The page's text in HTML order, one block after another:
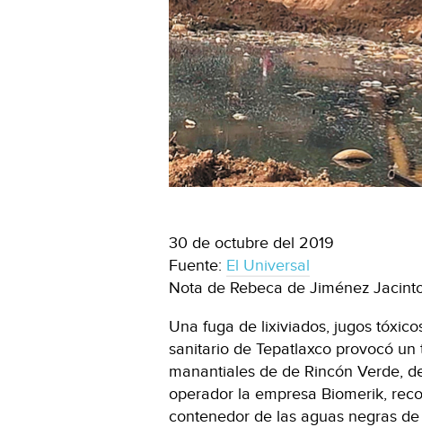
30 de octubre del 2019
Fuente: El Universal
Nota de Rebeca de Jiménez
Una fuga de lixiviados, jugos
sanitario de Tepatlaxco provocó
manantiales de de Rincón Verde,
operador la empresa Biomerik,
contenedor de las aguas negras